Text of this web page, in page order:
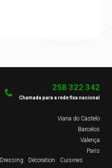
Dressing Décoration Cuisines
258 322 342
Chamada para a rede fixa nacional
Viana do Castelo
Barcelos
Valença
Paris